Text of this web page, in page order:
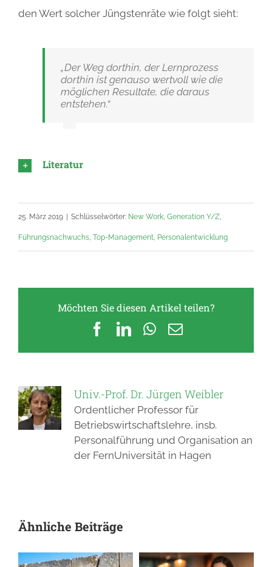
den Wert solcher Jüngstenräte wie folgt sieht:
„Der Weg dorthin, der Lernprozess
dorthin ist genauso wertvoll wie die
möglichen Resultate, die daraus
entstehen.“
Literatur
25. März 2019 Schlüsselwörter: New Work, Generation Y/Z,
Führungsnachwuchs, Top-Management, Personalentwicklung
Möchten Sie diesen Artikel teilen?
Facebook
LinkedIn
WhatsApp
E-
Univ.-Prof. Dr. Jürgen Weibler
Ordentlicher Professor für
Betriebswirtschaftslehre, insb.
Personalführung und Organisation an
der FernUniversität in Hagen
Ähnliche Beiträge